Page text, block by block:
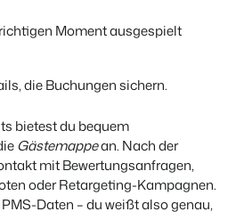
Moment ausgespielt
die Buchungen sichern.
bietest du bequem
Gästemappean. Nach der
mit Bewertungsanfragen,
oder Retargeting-Kampagnen.
Daten – du weißt also genau,